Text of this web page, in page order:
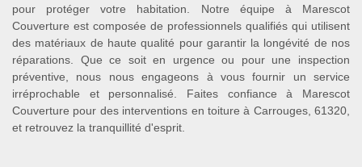
pour protéger votre habitation. Notre équipe à Marescot
Couverture est composée de professionnels qualifiés qui utilisent
des matériaux de haute qualité pour garantir la longévité de nos
réparations. Que ce soit en urgence ou pour une inspection
préventive, nous nous engageons à vous fournir un service
irréprochable et personnalisé. Faites confiance à Marescot
Couverture pour des interventions en toiture à Carrouges, 61320,
et retrouvez la tranquillité d'esprit.